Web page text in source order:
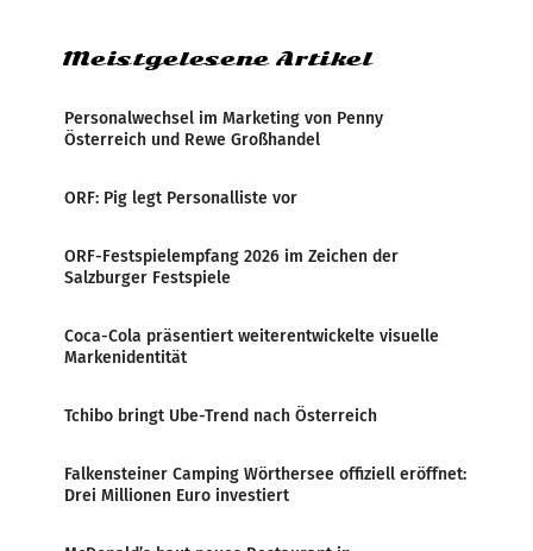
Meistgelesene Artikel
Personalwechsel im Marketing von Penny
Österreich und Rewe Großhandel
ORF: Pig legt Personalliste vor
ORF-Festspielempfang 2026 im Zeichen der
Salzburger Festspiele
Coca-Cola präsentiert weiterentwickelte visuelle
Markenidentität
Tchibo bringt Ube-Trend nach Österreich
Falkensteiner Camping Wörthersee offiziell eröffnet:
Drei Millionen Euro investiert